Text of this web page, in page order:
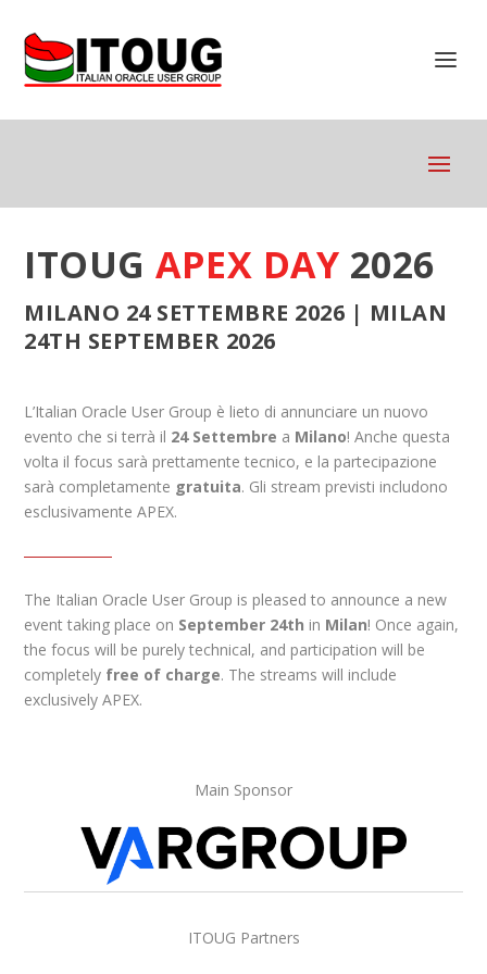
ITOUGAPEX DAY 2026
MILANO 24 SETTEMBRE 2026 | MILAN
24TH SEPTEMBER 2026
L’Italian Oracle User Group è lieto di annunciare un nuovo
evento che si terrà il 24 Settembre a Milano! Anche questa
volta il focus sarà prettamente tecnico, e la partecipazione
sarà completamente gratuita. Gli stream previsti includono
esclusivamente APEX.
The Italian Oracle User Group is pleased to announce a new
event taking place on September 24th in Milan! Once again,
the focus will be purely technical, and participation will be
completely free of charge. The streams will include
exclusively APEX.
Main Sponsor
ITOUG Partners